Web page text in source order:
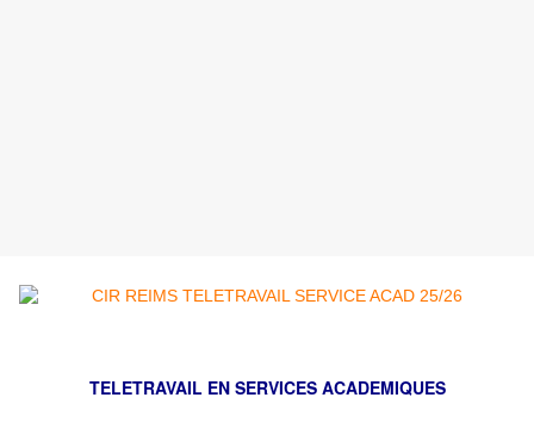
TELETRAVAIL EN SERVICES ACADEMIQUES